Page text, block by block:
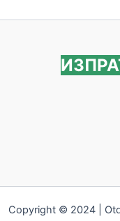
Copyright © 2024 |